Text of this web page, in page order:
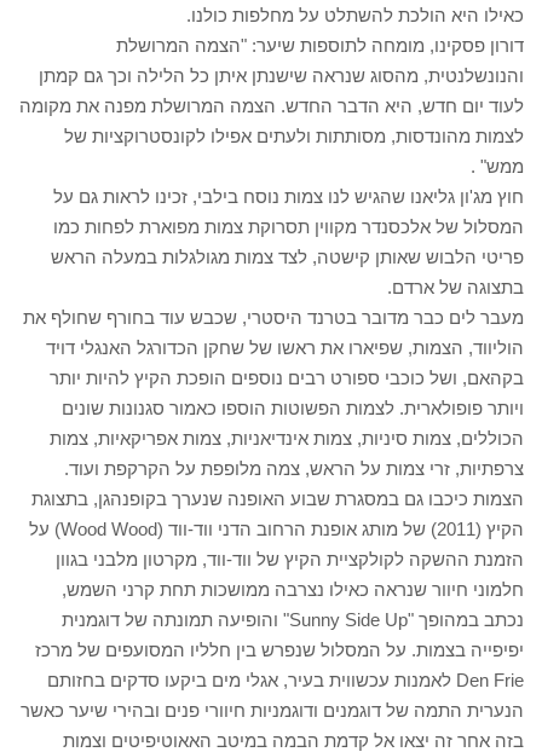
כאילו היא הולכת להשתלט על מחלפות כולנו.
דורון פסקינו, מומחה לתוספות שיער: "הצמה המרושלת
והנונשלנטית, מהסוג שנראה שישנתן איתן כל הלילה וכך גם קמתן
לעוד יום חדש, היא הדבר החדש. הצמה המרושלת מפנה את מקומה
לצמות מהונדסות, מסותתות ולעתים אפילו לקונסטרוקציות של
ממש" .
חוץ מג'ון גליאנו שהגיש לנו צמות נוסח בילבי, זכינו לראות גם על
המסלול של אלכסנדר מקווין תסרוקת צמות מפוארת לפחות כמו
פריטי הלבוש שאותן קישטה, לצד צמות מגולגלות במעלה הראש
בתצוגה של ארדם.
מעבר לים כבר מדובר בטרנד היסטרי, שכבש עוד בחורף שחולף את
הוליווד, הצמות, שפיארו את ראשו של שחקן הכדורגל האנגלי דויד
בקהאם, ושל כוכבי ספורט רבים נוספים הופכת הקיץ להיות יותר
ויותר פופולארית. לצמות הפשוטות הוספו כאמור סגנונות שונים
הכוללים, צמות סיניות, צמות אינדיאניות, צמות אפריקאיות, צמות
צרפתיות, זרי צמות על הראש, צמה מלופפת על הקרקפת ועוד.
הצמות כיכבו גם במסגרת שבוע האופנה שנערך בקופנהגן, בתצוגת
הקיץ (2011) של מותג אופנת הרחוב הדני ווד-ווד (Wood Wood) על
הזמנת ההשקה לקולקציית הקיץ של ווד-ווד, מקרטון מלבני בגוון
חלמוני חיוור שנראה כאילו נצרבה ממושכות תחת קרני השמש,
נכתב במהופך "Sunny Side Up" והופיעה תמונתה של דוגמנית
יפיפייה בצמות. על המסלול שנפרש בין חלליו המסועפים של מרכז
Den Frie לאמנות עכשווית בעיר, אגלי מים ביקעו סדקים בחזותם
הנערית התמה של דוגמנים ודוגמניות חיוורי פנים ובהירי שיער כאשר
בזה אחר זה יצאו אל קדמת הבמה במיטב האאוטיפיטים וצמות